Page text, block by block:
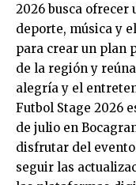
2026 busca
deporte, música y
para crear un plan
de la región y
alegría y el
Futbol Stage 2026
de julio en
disfrutar del
seguir las